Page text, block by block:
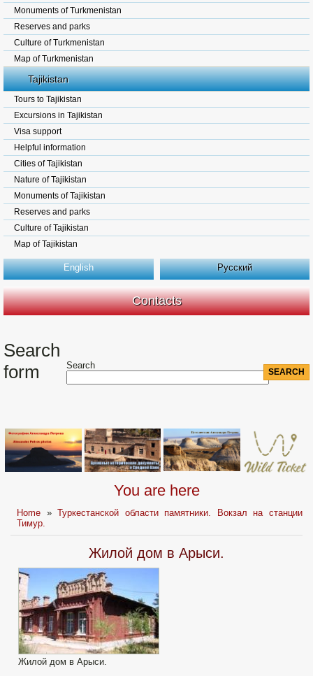
Monuments of Turkmenistan
Reserves and parks
Culture of Turkmenistan
Map of Turkmenistan
Tajikistan
Tours to Tajikistan
Excursions in Tajikistan
Visa support
Helpful information
Cities of Tajikistan
Nature of Tajikistan
Monuments of Tajikistan
Reserves and parks
Culture of Tajikistan
Map of Tajikistan
English Русский
Contacts
Search
form
Search
You are here
Home »Туркестанской области памятники. Вокзал на станции
Тимур.
Жилой дом в Арыси.
Жилой дом в Арыси.